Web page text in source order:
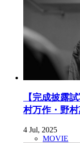
【完成披露
村万作・野
4 Jul, 2025
MOVIE